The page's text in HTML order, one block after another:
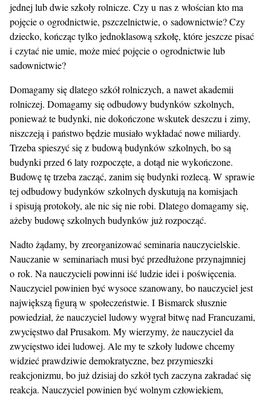
jednej lub dwie szkoły rolnicze. Czy u nas z włościan kto ma
pojęcie o ogrodnictwie, pszczelnictwie, o sadownictwie? Czy
dziecko, kończąc tylko jednoklasową szkołę, które jeszcze pisać
i czytać nie umie, może mieć pojęcie o ogrodnictwie lub
sadownictwie?
Domagamy się dlatego szkół rolniczych, a nawet akademii
rolniczej. Domagamy się odbudowy budynków szkolnych,
ponieważ te budynki, nie dokończone wskutek deszczu i zimy,
niszczeją i państwo będzie musiało wykładać nowe miliardy.
Trzeba spieszyć się z budową budynków szkolnych, bo są
budynki przed 6 laty rozpoczęte, a dotąd nie wykończone.
Budowę tę trzeba zacząć, zanim się budynki rozlecą. W sprawie
tej odbudowy budynków szkolnych dyskutują na komisjach
i spisują protokoły, ale nic się nie robi. Dlatego domagamy się,
ażeby budowę szkolnych budynków już rozpocząć.
Nadto żądamy, by zreorganizować seminaria nauczycielskie.
Nauczanie w seminariach musi być przedłużone przynajmniej
o rok. Na nauczycieli powinni iść ludzie idei i poświęcenia.
Nauczyciel powinien być wysoce szanowany, bo nauczyciel jest
największą figurą w społeczeństwie. I Bismarck słusznie
powiedział, że nauczyciel ludowy wygrał bitwę nad Francuzami,
zwycięstwo dał Prusakom. My wierzymy, że nauczyciel da
zwycięstwo idei ludowej. Ale my te szkoły ludowe chcemy
widzieć prawdziwie demokratyczne, bez przymieszki
reakcjonizmu, bo już dzisiaj do szkół tych zaczyna zakradać się
reakcja. Nauczyciel powinien być wolnym człowiekiem,